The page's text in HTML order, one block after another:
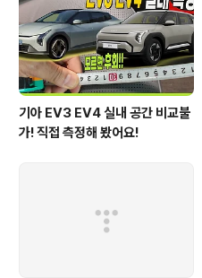
기아 EV3 EV4 실내 공간 비교불
가! 직접 측정해 봤어요!